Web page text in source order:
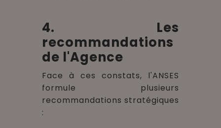
4. Les
recommandations
de l'Agence
Face à ces constats, l'ANSES
formule plusieurs
recommandations stratégiques
: